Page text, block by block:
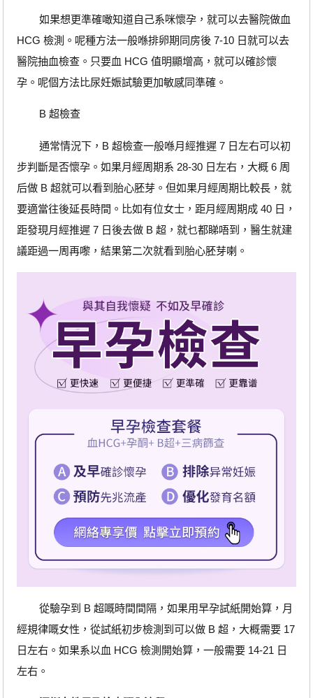
如果想更準確噉知道自己系咪懷孕，就可以去醫院做血
HCG 檢測。呢種方法一般喺排卵期同房後 7-10 日就可以去
醫院抽血檢查。只要血 HCG 值明顯增高，就可以確診懷
孕。呢個方法比尿妊娠試驗更加敏感同準確。
B 超檢查
通常情況下，B 超檢查一般喺月經推遲 7 日左右可以初
步判斷是否懷孕。如果月經周期系 28-30 日左右，大概 6 周
后做 B 超就可以看到胎心胚芽。但如果月經周期比較長，就
要適當往後延長時間。比如有位女士，距月經周期成 40 日，
距發現月經推遲 7 日後去做 B 超，就乜都睇唔到，醫生就建
議距過一周再嚟，結果第二次就看到胎心胚芽喇。
從驗孕到 B 超嘅時間間隔，如果用早孕試紙開始算，月
經規律嘅女性，從試紙初步檢測到可以做 B 超，大概需要 17
日左右。如果系以血 HCG 檢測開始算，一般需要 14-21 日
左右。